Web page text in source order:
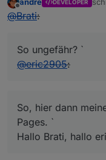
Offline
DEVELOPER
@Brati:
So ungefähr? `
@eric2905:
So, hier dann
Pages. `
Hallo Brati, hallo